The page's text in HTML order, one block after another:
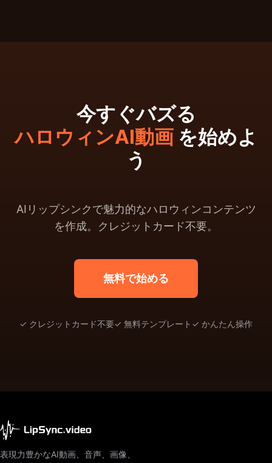
今すぐバズる
ハロウィンAI動画 を始めよ
う
AIリップシンクで魅力的なハロウィンコンテンツ
を作成。クレジットカード不要。
無料で始める
✓ クレジットカード不要✓ 無料テンプレート ✓ かんたん操作
表現力豊かなAI動画、音声、画像、